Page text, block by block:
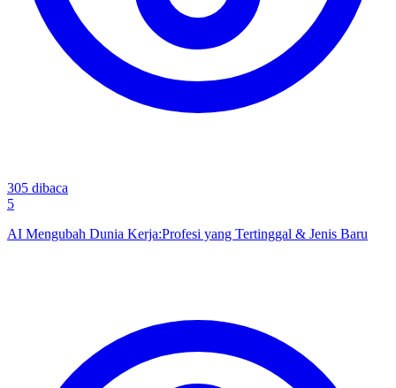
305 dibaca
5
AI Mengubah Dunia Kerja:Profesi yang Tertinggal & Jenis Baru